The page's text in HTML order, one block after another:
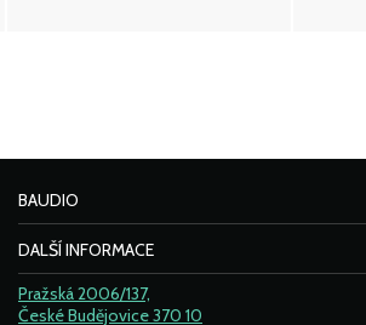
BAUDIO
DALŠÍ INFORMACE
Pražská 2006/137,
České Budějovice 370 10